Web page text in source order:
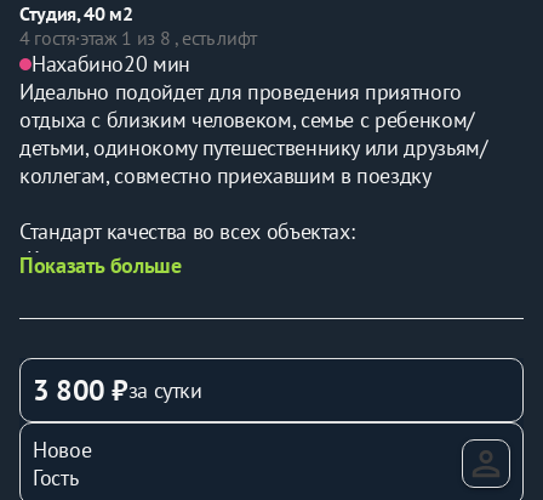
Студия, 40 м2
4 гостя·этаж 1 из 8 , есть лифт
Нахабино20 мин
Идеально подойдет для проведения приятного
отдыха с близким человеком, семье с ребенком/
детьми, одинокому путешественнику или друзьям/
коллегам, совместно приехавшим в поездку
Стандарт качества во всех объектах:
-Кровать с ортопедическим матрасом
-Одеяло - легкие и воздушные
хлопок
-Современная бытовая техника
-Посуда и принадлежности для приготовления блюд
и приема пищи+масло, соль, сахар, чай
-Шампунь/гель для душа
Показать больше
3 800 ₽за сутки
Новое
Гость